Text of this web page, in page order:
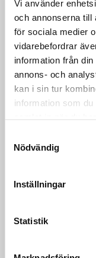
Vi använder
och annonserna till
för sociala medier
vidarebefordrar
information från
annons- och
kan i sin tur
information som
Nödvändig
Inställningar
Statistik
Vill du
Fråga oss allt
fritiden,
visning av